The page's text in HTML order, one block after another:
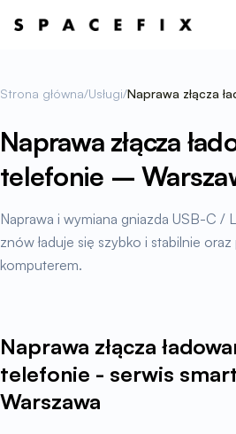
Strona główna/Usługi/Naprawa złącza
Naprawa złącza
telefonie –
Naprawa i wymiana gniazda USB-C /
znów ładuje się szybko i stabilnie
komputerem.
Naprawa złącza
telefonie - serwis
Warszawa